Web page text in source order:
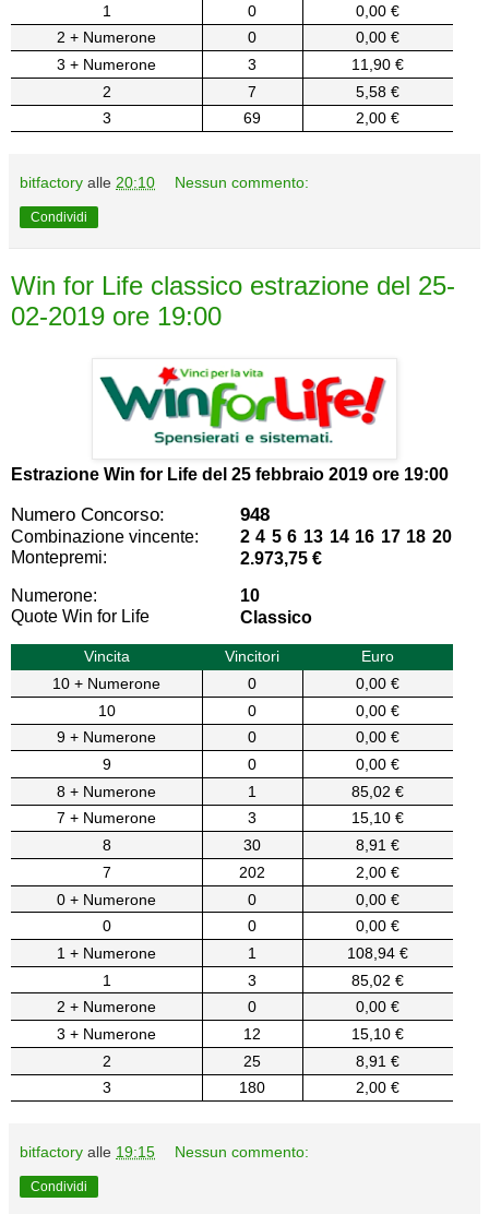
1
0
0,00 €
2 + Numerone
0
0,00 €
3 + Numerone
3
11,90 €
2
7
5,58 €
3
69 2,00 €
bitfactory alle 20:10 Nessun commento:
Condividi
Win for Life classico estrazione del 25-
02-2019 ore 19:00
Estrazione Win for Life del 25 febbraio 2019 ore 19:00
Numero Concorso: 948
Combinazione vincente:
2 4 5 6 13 14 16 17 18 20
Montepremi:
2.973,75 €
Numerone:
10
Quote Win for Life
Classico
Vincita Vincitori
Euro
10 + Numerone
0
0,00 €
10
0
0,00 €
9 + Numerone
0
0,00 €
9
0
0,00 €
8 + Numerone
1
85,02 €
7 + Numerone
3
15,10 €
8
30
8,91 €
7
202
2,00 €
0 + Numerone
0
0,00 €
0
0
0,00 €
1 + Numerone
1
108,94 €
1
3
85,02 €
2 + Numerone
0
0,00 €
3 + Numerone
12
15,10 €
2
25
8,91 €
3
180 2,00 €
bitfactory alle 19:15 Nessun commento:
Condividi